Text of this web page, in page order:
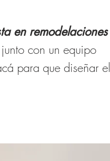
en remodelaciones
con un equipo
para que diseñar el